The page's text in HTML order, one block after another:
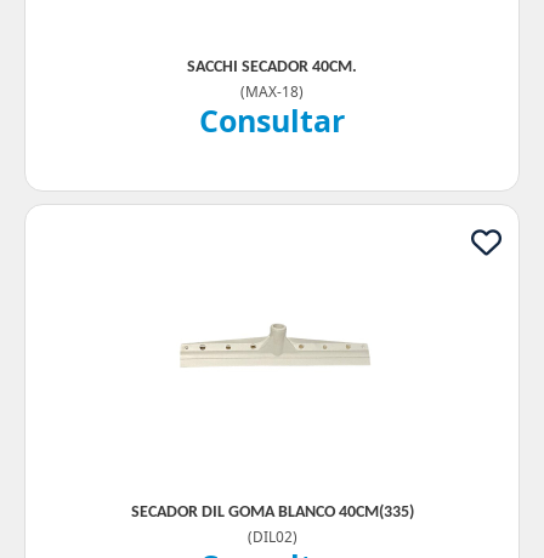
SACCHI SECADOR 40CM.
(MAX-18)
Consultar
SECADOR DIL GOMA BLANCO 40CM(335)
(DIL02)